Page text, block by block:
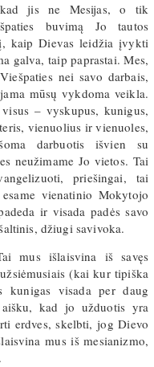
jis ne Mesijas, o tik
buvimą Jo tautos
kaip Dievas leidžia įvykti
galva, taip paprastai. Mes,
nei savo darbais,
mūsų vykdoma veikla.
– vyskupus, kunigus,
vienuolius ir vienuoles,
darbuotis išvien su
neužimame Jo vietos. Tai
priešingai, tai
vienatinio Mokytojo
ir visada padės savo
džiugi savivoka.
mus išlaisvina iš savęs
(kai kur tipiška
visada per daug
kad jo užduotis yra
erdves, skelbti, jog Dievo
mus iš mesianizmo,